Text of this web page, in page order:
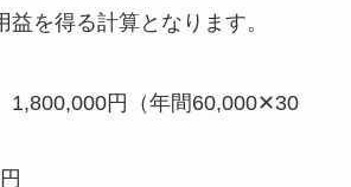
益を得る計算となります。
1,800,000円（年間60,000✕30